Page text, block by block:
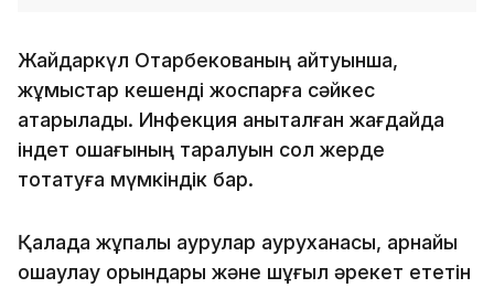
Жайдаркүл Отарбекованың айтуынша,
жұмыстар кешенді жоспарға сәйкес
атқарылады. Инфекция анықталған жағдайда
індет ошағының таралуын сол жерде
тоқтатуға мүмкіндік бар.
Қалада жұқпалы аурулар ауруханасы, арнайы
оқшаулау орындары және шұғыл әрекет ететін